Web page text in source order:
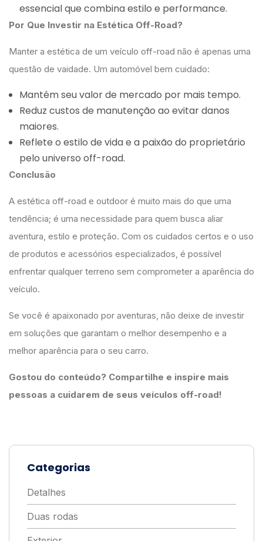
essencial que combina estilo e performance.
Por Que Investir na Estética Off-Road?
Manter a estética de um veículo off-road não é apenas uma
questão de vaidade. Um automóvel bem cuidado:
Mantém seu valor de mercado por mais tempo.
Reduz custos de manutenção ao evitar danos
maiores.
Reflete o estilo de vida e a paixão do proprietário
pelo universo off-road.
Conclusão
A estética off-road e outdoor é muito mais do que uma
tendência; é uma necessidade para quem busca aliar
aventura, estilo e proteção. Com os cuidados certos e o uso
de produtos e acessórios especializados, é possível
enfrentar qualquer terreno sem comprometer a aparência do
veículo.
Se você é apaixonado por aventuras, não deixe de investir
em soluções que garantam o melhor desempenho e a
melhor aparência para o seu carro.
Gostou do conteúdo? Compartilhe e inspire mais
pessoas a cuidarem de seus veículos off-road!
Categorias
Detalhes
Duas rodas